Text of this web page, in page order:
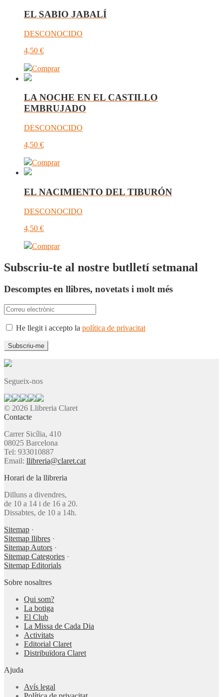
EL SABIO JABALÍ
DESCONOCIDO
4,50 €
Comprar
LA NOCHE EN EL CASTILLO
EMBRUJADO
DESCONOCIDO
4,50 €
Comprar
EL NACIMIENTO DEL TIBURÓN
DESCONOCIDO
4,50 €
Comprar
Subscriu-te al nostre butlletí setmanal
Descomptes en llibres, novetats i molt més
He llegit i accepto la política de privacitat
Segueix-nos
© 2026 Llibreria Claret
Contacte
Carrer Sicília, 410
08025 Barcelona
Tel: 933010887
Email: llibreria@claret.cat
Horari de la llibreria
Dilluns a divendres,
de 10 a 14 i de 16 a 20.
Dissabtes, de 10 a 14h.
Sitemap ·
Sitemap llibres ·
Sitemap Autors ·
Sitemap Categories ·
Sitemap Editorials
Sobre nosaltres
Qui som?
La botiga
El Club
La Missa de Cada Dia
Activitats
Editorial Claret
Distribuïdora Claret
Ajuda
Avís legal